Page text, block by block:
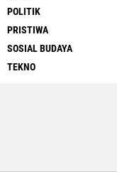
POLITIK
PRISTIWA
SOSIAL BUDAYA
TEKNO